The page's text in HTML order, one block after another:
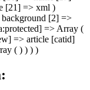
[21] => xml )
[2] =>
=> Array (
=> article [catid]
( ) ) ) )